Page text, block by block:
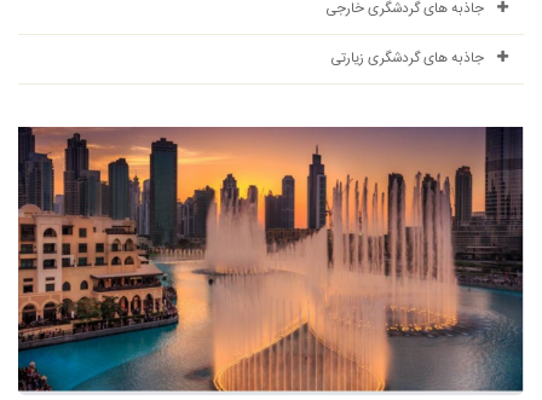
جاذبه های گردشگری خارجی
جاذبه های گردشگری زیارتی